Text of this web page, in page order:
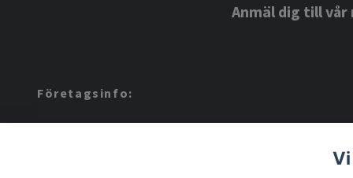
Anmäl dig till
Företagsinfo: